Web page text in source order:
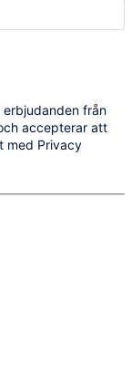
från
accepterar att
med Privacy